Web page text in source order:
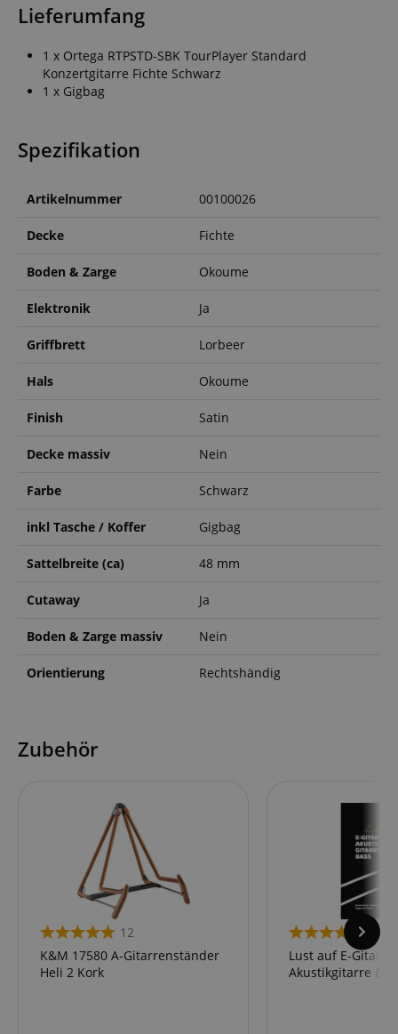
Lieferumfang
1 x Ortega RTPSTD-SBK TourPlayer Standard
Konzertgitarre Fichte Schwarz
1 x Gigbag
Spezifikation
Artikelnummer 00100026
Decke Fichte
Boden & Zarge Okoume
Elektronik Ja
Griffbrett Lorbeer
Hals Okoume
Finish Satin
Decke massiv Nein
Farbe Schwarz
inkl Tasche / Koffer Gigbag
Sattelbreite (ca) 48 mm
Cutaway Ja
Boden & Zarge massiv Nein
Orientierung Rechtshändig
Zubehör
12
K&M 17580 A-Gitarrenständer
Heli 2 Kork
Lust auf E-Gitarre,
Akustikgitarre &